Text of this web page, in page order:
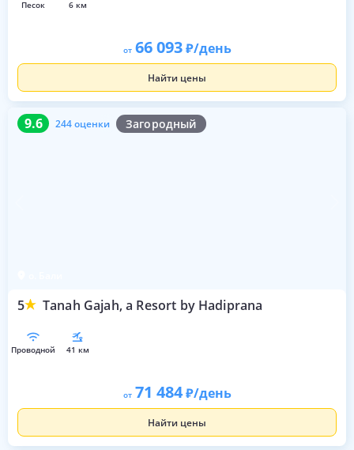
песок 6 км
от 66 093 /день
Найти цены
9.6 244 оценки Загородный
5 Tanah Gajah, a Resort by Hadiprana
9.6 244 оценки
проводной 41 км
от 71 484 /день
Найти цены